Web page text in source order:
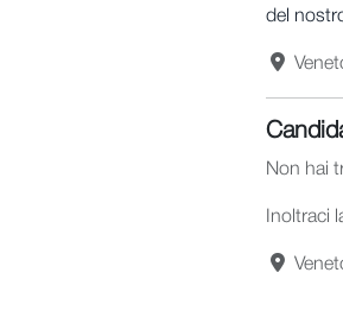
del
Non hai
Inoltraci